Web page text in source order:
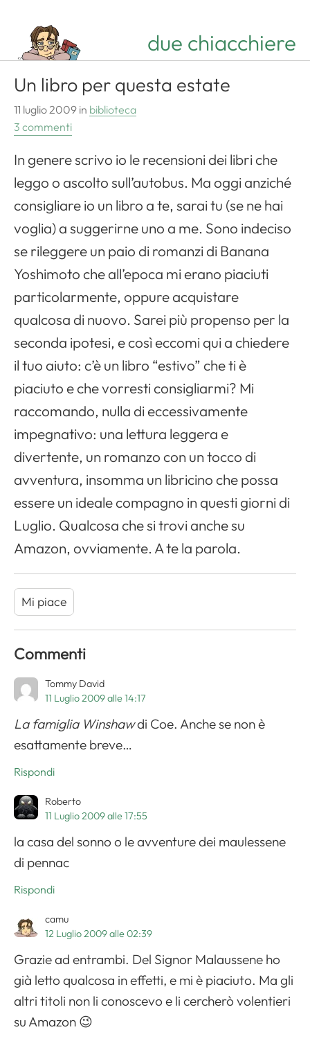
due chiacchiere
Un libro per questa estate
11 luglio 2009 in biblioteca
3 commenti
In genere scrivo io le recensioni dei libri che
leggo o ascolto sull’autobus. Ma oggi anziché
consigliare io un libro a te, sarai tu (se ne hai
voglia) a suggerirne uno a me. Sono indeciso
se rileggere un paio di romanzi di Banana
Yoshimoto che all’epoca mi erano piaciuti
particolarmente, oppure acquistare
qualcosa di nuovo. Sarei più propenso per la
seconda ipotesi, e così eccomi qui a chiedere
il tuo aiuto: c’è un libro “estivo” che ti è
piaciuto e che vorresti consigliarmi? Mi
raccomando, nulla di eccessivamente
impegnativo: una lettura leggera e
divertente, un romanzo con un tocco di
avventura, insomma un libricino che possa
essere un ideale compagno in questi giorni di
Luglio. Qualcosa che si trovi anche su
Amazon, ovviamente. A te la parola.
Mi piace
Commenti
Tommy David
11 Luglio 2009 alle 14:17
La famiglia Winshawdi Coe. Anche se non è
esattamente breve…
Rispondi
Roberto
11 Luglio 2009 alle 17:55
la casa del sonno o le avventure dei maulessene
di pennac
Rispondi
camu
12 Luglio 2009 alle 02:39
Grazie ad entrambi. Del Signor Malaussene ho
già letto qualcosa in effetti, e mi è piaciuto. Ma gli
altri titoli non li conoscevo e li cercherò volentieri
su Amazon 😉